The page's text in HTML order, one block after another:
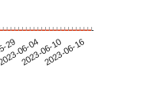
2906-04
2023-06-102023-06-16